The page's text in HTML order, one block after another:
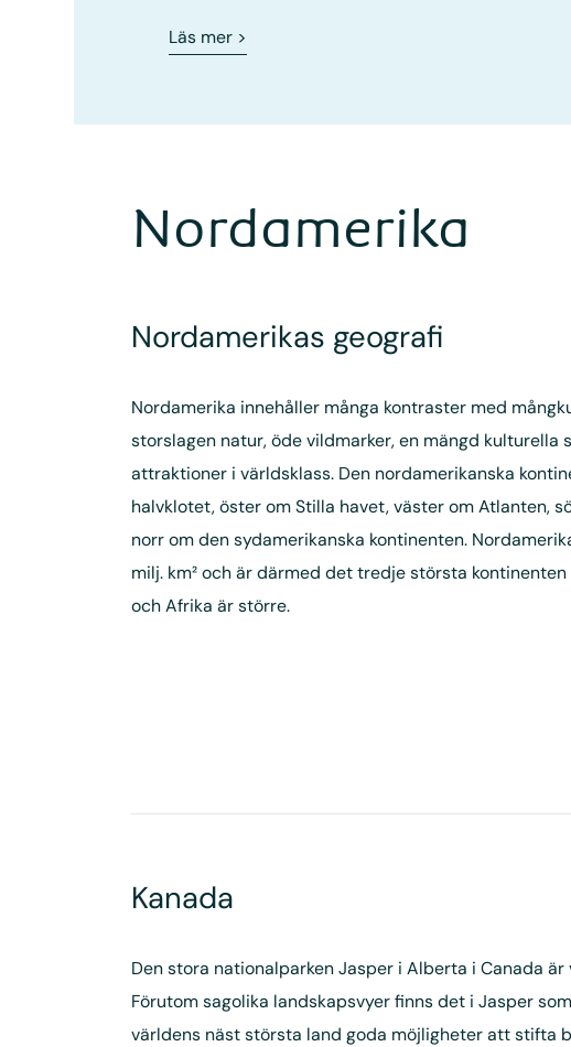
Läs mer >
Nordamerika
Nordamerikas geografi
Nordamerika innehåller många kontraster med
storslagen natur, öde vildmarker, en mängd kulturella
attraktioner i världsklass. Den nordamerikanska
halvklotet, öster om Stilla havet, väster om Atlanten,
norr om den sydamerikanska kontinenten.
milj. km² och är därmed det tredje största
och Afrika är större.
Kanada
Den stora nationalparken Jasper i Alberta i Canada
Förutom sagolika landskapsvyer finns det i Jasper
världens näst största land goda möjligheter att stifta